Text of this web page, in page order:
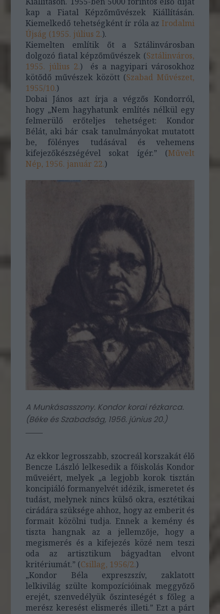
kap a Fiatal Képzőművészek Kiállításán.
Kiemelkedő tehetségként ír róla az Irodalmi
Újság (1955. július 2.).
Kiemelten említik őt a Sztálinvárosban
dolgozó fiatal képzőművészek (Sztálinváros,
1955. július 2.) és a nagyipari városokhoz
kötődő művészek között (Szabad Művészet,
1955/10.)
Dobai János azt írja a végzős Kondorról,
hogy „Nem hagyhatunk említés nélkül egy
felmerülő erőteljes tehetséget: Kondor
Bélát, aki bár csak tanulmányokat mutatott
be, fölényes tudásával és vehemens
kifejezőkészségével sokat ígér.” (Művelt
Nép, 1956. január 22.)
A Munkásasszony. Kondor korai rézkarca.
(Béke és Szabadság, 1956. június 20.)
Az ekkor legrosszabb, szocreál korszakát élő
Bencze László lelkesedik a főiskolás Kondor
műveiért, melyek „a legjobb korok tisztán
koncipiáló formanyelvét idézik, ismeretet és
tudást, melynek nincs külső okra, esztétikai
cirádára szüksége ahhoz, hogy az emberit és
formait közölni tudja. Ennek a kemény és
tiszta hangnak az a jellemzője, hogy a
megismerés és a kifejezés közé nem teszi
oda az artisztikum bágyadtan elvont
kritériumát.” (Csillag, 1956/2.)
„Kondor Béla expreszszív, zaklatott
lelkivilág szülte kompozícióinak meggyőző
erejét, szenvedélyük őszinteségét s főleg a
merész keresést elismerés illeti.” Ezt a párt